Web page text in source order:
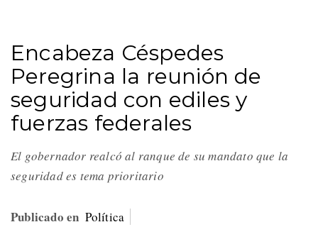
Encabeza Céspedes
Peregrina la reunión de
seguridad con ediles y
fuerzas federales
El gobernador realcó al ranque de su mandato que la
seguridad es tema prioritario
Publicado en Política